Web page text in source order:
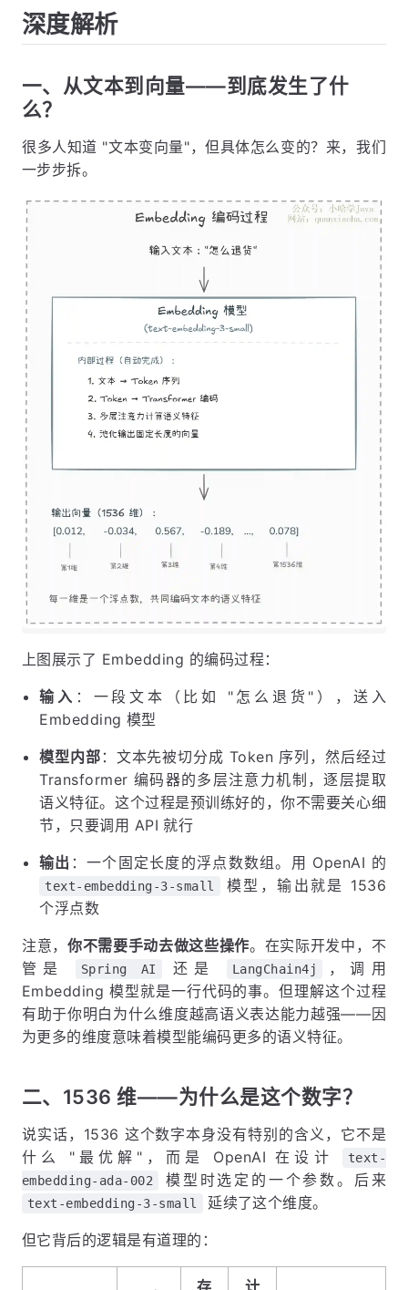
深度解析
一、从文本到向量——到底发生了什
么？
很多人知道 "文本变向量"，但具体怎么变的？来，我们
一步步拆。
上图展示了 Embedding 的编码过程：
输入 ：一段文本（比如 "怎么退货"），送入
Embedding 模型
模型内部 ：文本先被切分成 Token 序列，然后经过
Transformer 编码器的多层注意力机制，逐层提取
语义特征。这个过程是预训练好的，你不需要关心细
节，只要调用 API 就行
输出 ：一个固定长度的浮点数数组。用 OpenAI 的
text-embedding-3-small
模型，输出就是 1536
个浮点数
注意，你不需要手动去做这些操作。在实际开发中，不
管是
Spring AI 还是 LangChain4j
，调用
Embedding 模型就是一行代码的事。但理解这个过程
有助于你明白为什么维度越高语义表达能力越强——因
为更多的维度意味着模型能编码更多的语义特征。
二、1536 维——为什么是这个数字？
说实话，1536 这个数字本身没有特别的含义，它不是
什么 "最优解"，而是 OpenAI 在设计
text-
embedding-ada-002
模型时选定的一个参数。后来
text-embedding-3-small 延续了这个维度。
但它背后的逻辑是有道理的：
存 计